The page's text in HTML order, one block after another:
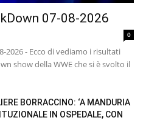
07-08-2026
0
2026 - Ecco di vediamo i risultati
show della WWE che si è svolto il
BORRACCINO: ‘A MANDURIA
IN OSPEDALE, CON